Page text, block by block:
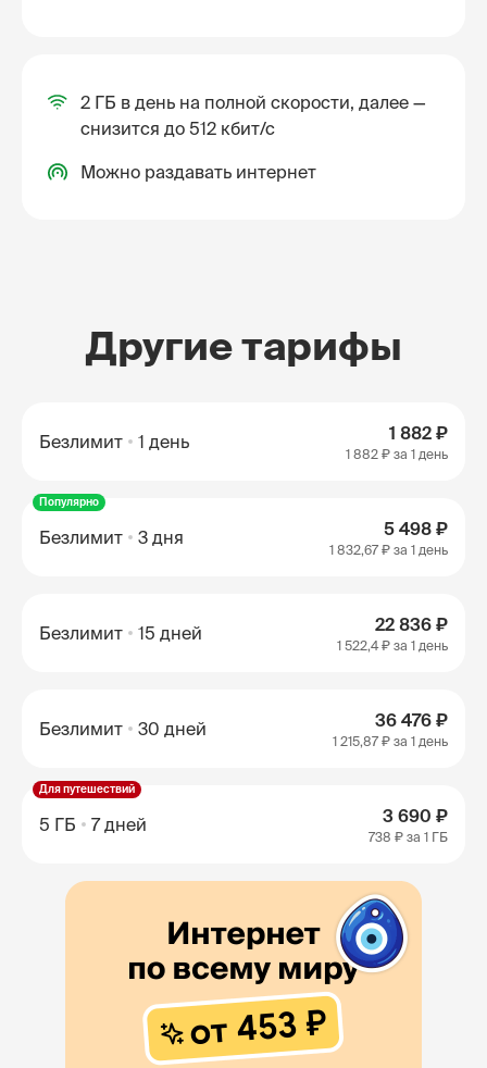
2 ГБ в день на полной скорости, далее —
снизится до 512 кбит/с
Можно раздавать интернет
Другие тарифы
Безлимит 1 день 1 882 ₽
1 882 ₽ за 1 день
Популярно
Безлимит 3 дня 5 498 ₽
1 832,67 ₽ за 1 день
Безлимит 15 дней 22 836 ₽
1 522,4 ₽ за 1 день
Безлимит 30 дней 36 476 ₽
1 215,87 ₽ за 1 день
Для путешествий
5 ГБ 7 дней 3 690 ₽
738 ₽ за 1 ГБ